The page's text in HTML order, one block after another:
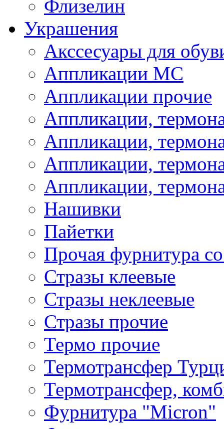
Флизелин
Украшения
Акссесуары для
Аппликации МС
Аппликации прочие
Аппликации,
Аппликации,
Аппликации,
Аппликации,
Нашивки
Пайетки
Прочая фурнитура
Стразы клеевые
Стразы неклеевые
Стразы прочие
Термо прочие
Термотрансфер
Термотрансфер,
Фурнитура "Micron"